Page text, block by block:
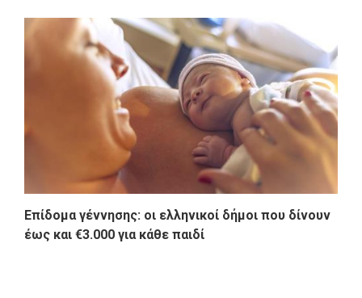
Επίδομα γέννησης: οι ελληνικοί δήμοι που δίνουν
έως και €3.000 για κάθε παιδί